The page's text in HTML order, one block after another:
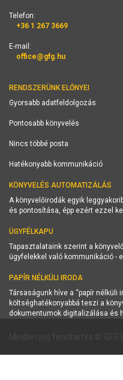
Telefon:
+36 1 267 3669
E-mail:
office@gfg.hu
RENDSZERÜNK ELŐNYEI
Gyorsabb adatfeldolgozás
Pontosabb könyvelés
Nincs többé posta
Hatékonyabb kommunikáció
KÖNYVELÉS AUTOMATIZÁLÁS
A könyvelőirodák egyik
és pontosítása, épp ezért ezzel
ÜGYFÉLKAPU
Tapasztalataink szerint a
ügyfelekkel való kommunikáció -
PAPÍR NÉLKÜLI IRODA
Társaságunk híve a “papír nélküli
költséghatékonyabbá teszi a
dokumentumok digitalizálása és